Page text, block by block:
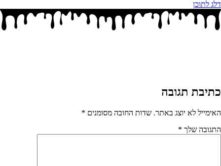
דלג לתוכן
כתיבת תגובה
האימייל לא יוצג באתר. שדות החובה מסומנים *
התגובה שלך *